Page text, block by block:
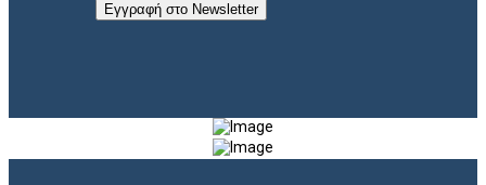
Εγγραφή στο Newsletter